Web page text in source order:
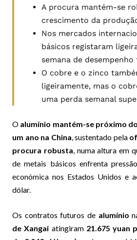
A procura mantém-se
crescimento da
Nos mercados
básicos registaram
semana de desempenho
O cobre e o zinco
ligeiramente, mas o
uma perda semanal
O alumínio mantém-se próximo
um ano na China , sustentado pela
procura robusta , numa altura em
de metais básicos enfrenta
económica nos Estados Unidos e
dólar.
Os contratos futuros de alumínio
de Xangai atingiram 21.675 yuan